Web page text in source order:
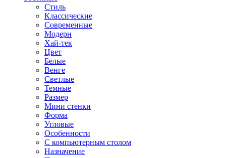
Стиль
Классические
Современные
Модерн
Хай-тек
Цвет
Белые
Венге
Светлые
Темные
Размер
Мини стенки
Форма
Угловые
Особенности
С компьютерным столом
Назначение